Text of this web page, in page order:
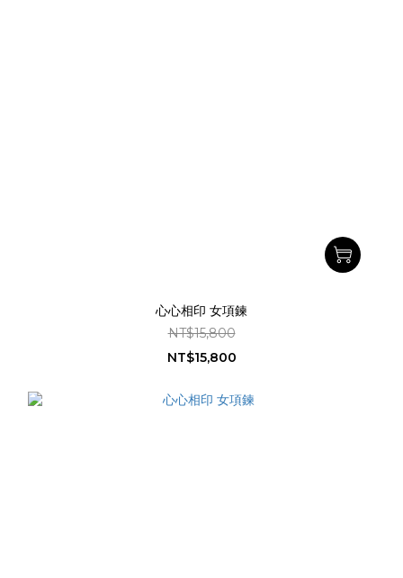
心心相印 女項鍊
NT$15,800
NT$15,800